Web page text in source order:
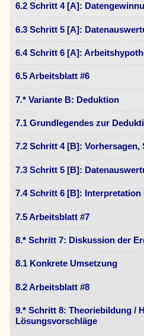
6.2 Schritt 4 [A]:
6.3 Schritt 5 [A]:
6.4 Schritt 6 [A]:
6.5 Arbeitsblatt #6
7.* Variante B: Deduktion
7.1 Grundlegendes zur
7.2 Schritt 4 [B]:
7.3 Schritt 5 [B]:
7.4 Schritt 6 [B]: Interpretation
7.5 Arbeitsblatt #7
8.* Schritt 7: Diskussion der
8.1 Konkrete Umsetzung
8.2 Arbeitsblatt #8
9.* Schritt 8: Theoriebildung /
Lösungsvorschläge